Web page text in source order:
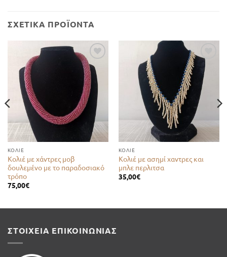
ΣΧΕΤΙΚΆ ΠΡΟΪΌΝΤΑ
Add to
wishlist
ΚΟΛΙΈ
Κολιέ με χάντρες μοβ
δουλεμένο με το παραδοσιακό
τρόπο
75,00€
Add to
wishlist
ΚΟΛΙΈ
Κολιέ με ασημί χαντρες και
μπλε περλιτσα
35,00€
ΣΤΟΙΧΕΙΑ ΕΠΙΚΟΙΝΩΝΙΑΣ